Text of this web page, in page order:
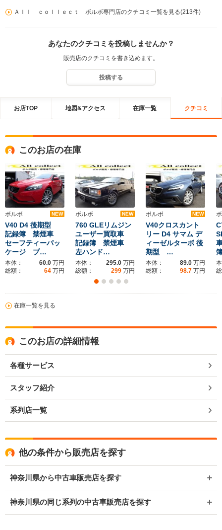
しくお願いいたします。
Ａｌｌ ｃｏｌｌｅｃｔ ボルボ専門店のクチコミ一覧を見る(213件)
あなたのクチコミを投稿しませんか？
販売店のクチコミを書き込めます。
投稿する
お店TOP 地図&アクセス 在庫一覧 クチコミ
このお店の在庫
ボルボ NEW
V40 D4 後期型
記録簿 禁煙車
セーフティーパッ
ケージ ブ…
本体： 60.0 万円
総額：
64 万円
ボルボ NEW
760 GLEリムジン
ユーザー買取車
記録簿 禁煙車
左ハンド…
本体： 295.0 万円
総額：
299 万円
ボルボ NEW
V40クロスカント
リー D4 サマム デ
ィーゼルターボ 後
期型 …
本体： 89.0 万円
総額：
98.7 万円
在庫一覧を見る
このお店の詳細情報
各種サービス
スタッフ紹介
系列店一覧
他の条件から販売店を探す
神奈川県から中古車販売店を探す
神奈川県の同じ系列の中古車販売店を探す